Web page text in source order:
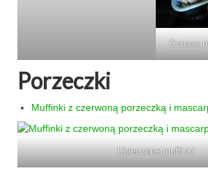
Gotowe
Porzeczki
Muffinki z czerwoną porzeczką i
Upieczone muffinki